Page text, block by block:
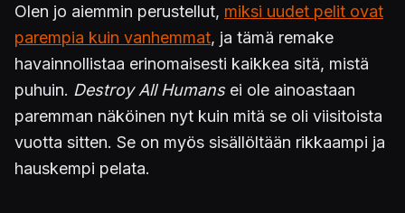
Olen jo aiemmin perustellut, miksi uudet pelit ovat
parempia kuin vanhemmat, ja tämä remake
havainnollistaa erinomaisesti kaikkea sitä, mistä
puhuin. Destroy All Humansei ole ainoastaan
paremman näköinen nyt kuin mitä se oli viisitoista
vuotta sitten. Se on myös sisällöltään rikkaampi ja
hauskempi pelata.